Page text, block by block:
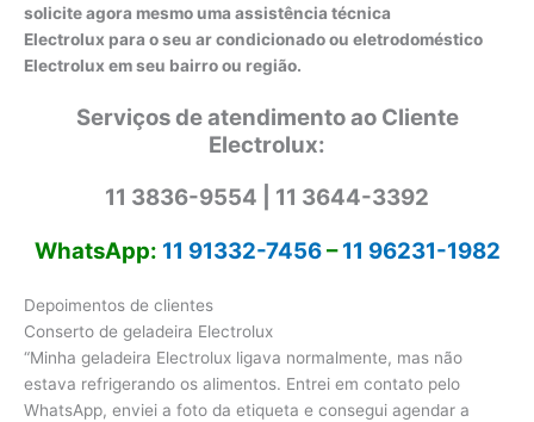
solicite agora mesmo uma assistência técnica
Electrolux para o seu ar condicionado ou eletrodoméstico
Electrolux em seu bairro ou região.
Serviços de atendimento ao Cliente
Electrolux:
11 3836-9554 | 11 3644-3392
WhatsApp: 11 91332-7456–11 96231-1982
Depoimentos de clientes
Conserto de geladeira Electrolux
“Minha geladeira Electrolux ligava normalmente, mas não
estava refrigerando os alimentos. Entrei em contato pelo
WhatsApp, enviei a foto da etiqueta e consegui agendar a